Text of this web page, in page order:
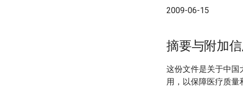
2009-06-15
摘要与附加
这份文件是关于中国
用，以保障医疗质量